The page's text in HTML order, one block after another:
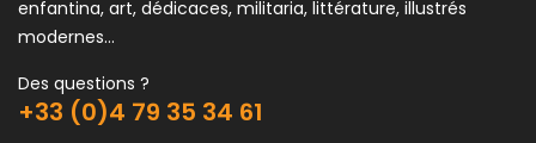
enfantina, art, dédicaces, militaria, littérature, illustrés
modernes...
Des questions ?
+33 (0)4 79 35 34 61